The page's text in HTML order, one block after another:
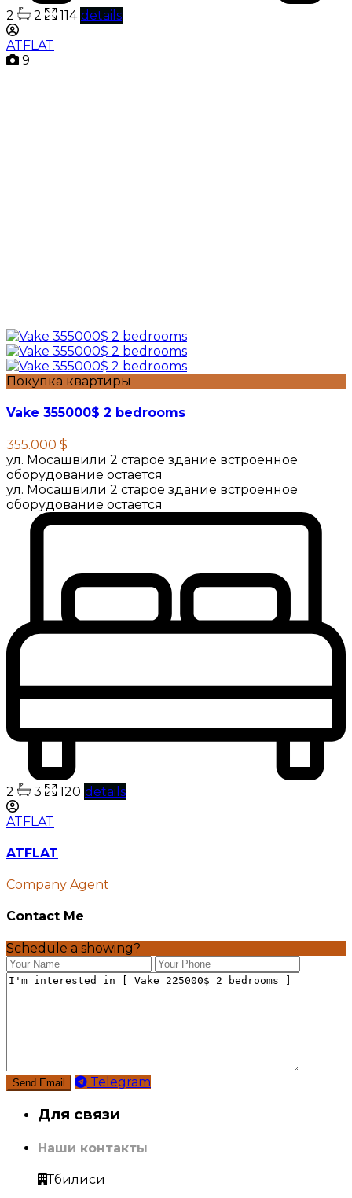
2 2 114 details
ATFLAT
9
Покупка квартиры
Vake 355000$ 2 bedrooms
355.000 $
ул. Мосашвили 2 старое здание встроенное
оборудование остается
ул. Мосашвили 2 старое здание встроенное
оборудование остается
2 3 120 details
ATFLAT
ATFLAT
Company Agent
Contact Me
Schedule a showing?
Telegram
Для связи
Наши контакты
Тбилиси